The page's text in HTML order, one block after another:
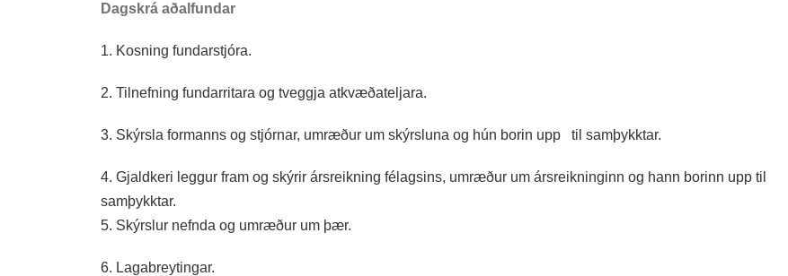
Dagskrá aðalfundar
1. Kosning fundarstjóra.
2. Tilnefning fundarritara og tveggja atkvæðateljara.
3. Skýrsla formanns og stjórnar, umræður um skýrsluna og hún borin upp til samþykktar.
4. Gjaldkeri leggur fram og skýrir ársreikning félagsins, umræður um ársreikninginn og hann borinn upp til
samþykktar.
5. Skýrslur nefnda og umræður um þær.
6. Lagabreytingar.